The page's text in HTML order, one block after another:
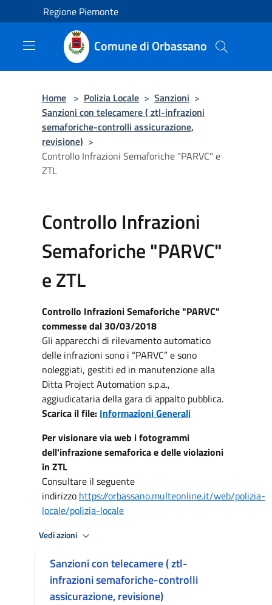
Salta al contenuto principale
Regione Piemonte
Comune di Orbassano
Home > Polizia Locale > Sanzioni >
Sanzioni con telecamere ( ztl-infrazioni
semaforiche-controlli assicurazione,
revisione) >
Controllo Infrazioni Semaforiche "PARVC" e
ZTL
Controllo Infrazioni
Semaforiche "PARVC"
e ZTL
Controllo Infrazioni Semaforiche "PARVC"
commesse dal 30/03/2018
Gli apparecchi di rilevamento automatico
delle infrazioni sono i “PARVC” e sono
noleggiati, gestiti ed in manutenzione alla
Ditta Project Automation s.p.a.,
aggiudicataria della gara di appalto pubblica.
Scarica il file: Informazioni Generali
Per visionare via web i fotogrammi
dell'infrazione semaforica e delle violazioni
in ZTL
Consultare il seguente
indirizzo https://orbassano.multeonline.it/web/polizia-
locale/polizia-locale
Vedi azioni
Sanzioni con telecamere ( ztl-
infrazioni semaforiche-controlli
assicurazione, revisione)